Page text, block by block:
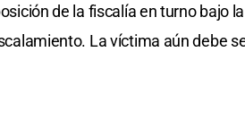
de la fiscalía en turno bajo
La víctima aún debe